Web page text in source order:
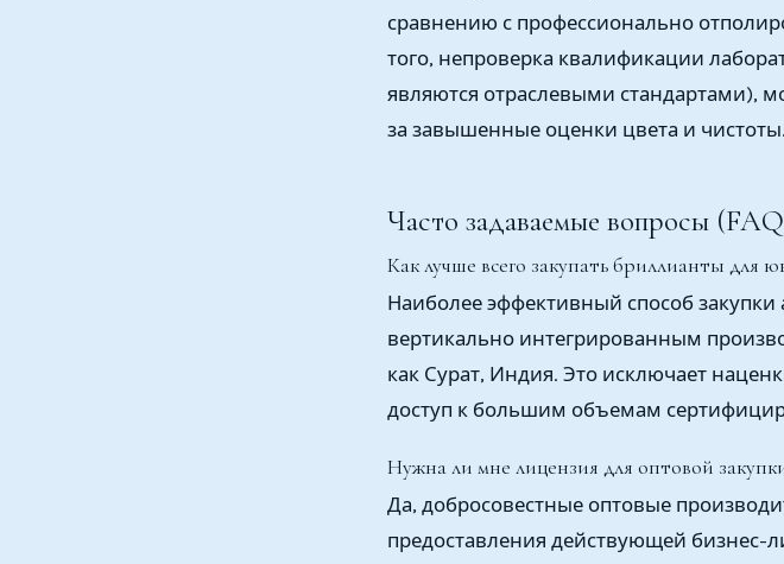
сравнению с профессионально
того, непроверка квалификации
являются отраслевыми стандартами),
за завышенные оценки цвета и чистоты.
Часто задаваемые вопросы
Как лучше всего закупать бриллианты для
Наиболее эффективный способ закупки
вертикально интегрированным
как Сурат, Индия. Это исключает
доступ к большим объемам
Нужна ли мне лицензия для оптовой
Да, добросовестные оптовые
предоставления действующей бизнес-